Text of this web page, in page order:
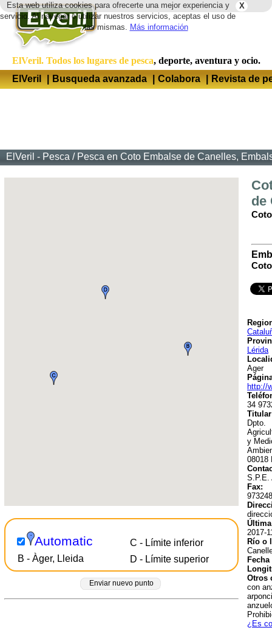
X
Esta web utiliza cookies para ofrecerte una mejor experiencia y
servicio. Al navegar o utilizar nuestros servicios, aceptas el uso de
las mismas. Más información
ElVeril. Todos los lugares de pesca, deporte, aventura y ocio.
ElVeril
| Busqueda avanzada | Colabora | Revista de
ElVeril - Pesca / Pesca en Coto Embalse de Canelles,
Automatic
B - Àger, Lleida
C - Límite inferior
D - Límite superior
Enviar nuevo punto
de
Lérida
Ager
http://
34
Dpto.
y
08018
S.P.E.
Fax:
2017-
Río o
Fecha
Otros
con
¿Es